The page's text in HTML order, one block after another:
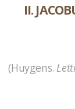
II.
(Huygens.